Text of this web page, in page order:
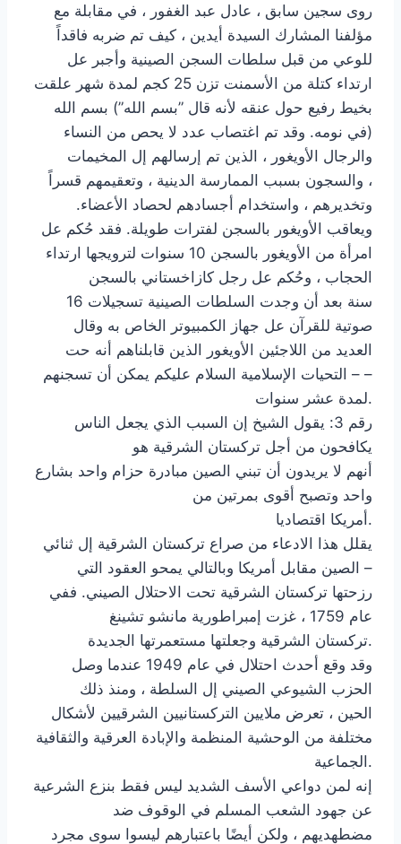
روى سجين سابق ، عادل عبد الغفور ، في مقابلة مع
مؤلفنا المشارك السيدة أيدين ، كيف تم ضربه فاقداً
للوعي من قبل سلطات السجن الصينية وأجبر عل
ارتداء كتلة من الأسمنت تزن 25 كجم لمدة شهر علقت
بخيط رفيع حول عنقه لأنه قال ”بسم الله”) بسم الله
(في نومه. وقد تم اغتصاب عدد لا يحص من النساء
والرجال الأويغور ، الذين تم إرسالهم إل المخيمات
والسجون بسبب الممارسة الدينية ، وتعقيمهم قسراً ،
وتخديرهم ، واستخدام أجسادهم لحصاد الأعضاء.
ويعاقب الأويغور بالسجن لفترات طويلة. فقد حُكم عل
امرأة من الأويغور بالسجن 10 سنوات لترويجها ارتداء
الحجاب ، وحُكم عل رجل كازاخستاني بالسجن
16 سنة بعد أن وجدت السلطات الصينية تسجيلات
صوتية للقرآن عل جهاز الكمبيوتر الخاص به وقال
العديد من اللاجئين الأويغور الذين قابلناهم أنه حت
التحيات الإسلامية السلام عليكم يمكن أن تسجنهم – –
لمدة عشر سنوات.
رقم 3: يقول الشيخ إن السبب الذي يجعل الناس
يكافحون من أجل تركستان الشرقية هو
أنهم لا يريدون أن تبني الصين مبادرة حزام واحد بشارع
واحد وتصبح أقوى بمرتين من
أمريكا اقتصاديا.
يقلل هذا الادعاء من صراع تركستان الشرقية إل ثنائي
الصين مقابل أمريكا وبالتالي يمحو العقود التي –
رزحتها تركستان الشرقية تحت الاحتلال الصيني. ففي
عام 1759 ، غزت إمبراطورية مانشو تشينغ
تركستان الشرقية وجعلتها مستعمرتها الجديدة.
وقد وقع أحدث احتلال في عام 1949 عندما وصل
الحزب الشيوعي الصيني إل السلطة ، ومنذ ذلك
الحين ، تعرض ملايين التركستانيين الشرقيين لأشكال
مختلفة من الوحشية المنظمة والإبادة العرقية والثقافية
الجماعية.
إنه لمن دواعي الأسف الشديد ليس فقط بنزع الشرعية
عن جهود الشعب المسلم في الوقوف ضد
مضطهديهم ، ولكن أيضًا باعتبارهم ليسوا سوى مجرد